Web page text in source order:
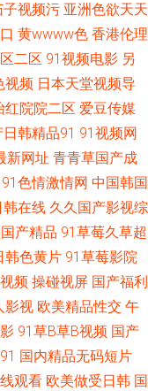
里只精品 伊人草久久 91豆
利A√福利 成人不卡一区
亚洲真人 91福利姬com 性
久 91电影双飞 91免费版
精品蜜桃 啊V视频在线免
资源超碰在线 www免费成
伦 91n午夜桃色 91日韩无
子视频污 亚洲色欲天天
黄wwww色 香港伦理
二区 91视频电影 另
视频 日本天堂视频导
红院院二区 爱豆传媒
日韩精品91 91视频网
新网址 青青草国产成
91色情激情网 中国韩国
韩在线 久久国产影视综
产精品 91草莓久草超
韩色黄片 91草莓影院
频 操碰视屏 国产福利
影视 欧美精品性交 午
91草B草B视频 国产
国内精品无码短片
观看 欧美做受日韩 国